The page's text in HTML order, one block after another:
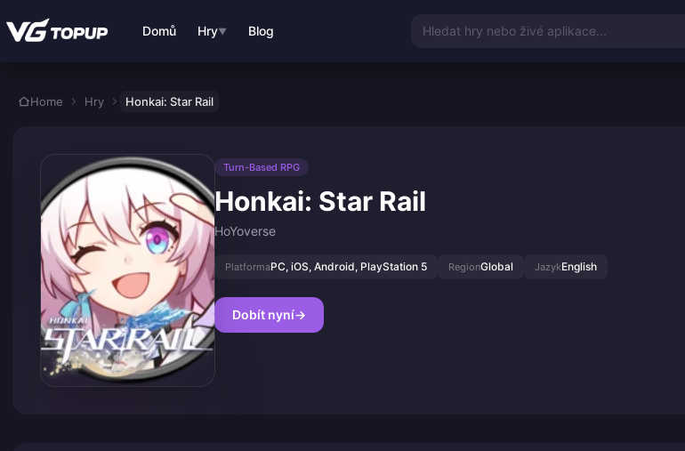
Domů Hry▼ Blog Hledat hry nebo živé aplikace...
Home Hry Honkai: Star Rail
Turn-Based RPG
Honkai: Star Rail
HoYoverse
PlatformaPC, iOS, Android, PlayStation 5 RegionGlobal JazykEnglish
Dobít nyní→